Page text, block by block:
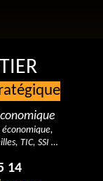
TIC, SSI …
14